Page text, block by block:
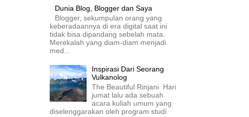
Dunia Blog, Blogger dan Saya
Blogger, sekumpulan orang yang
keberadaannya di era digital saat ini
tidak bisa dipandang sebelah mata.
Merekalah yang diam-diam menjadi
med...
Inspirasi Dari Seorang
Vulkanolog
The Beautiful Rinjani Hari
jumat lalu ada sebuah
acara kuliah umum yang
diselenggarakan oleh program studi